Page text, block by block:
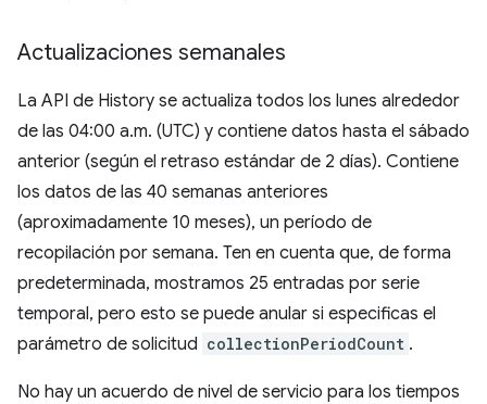
Actualizaciones semanales
La API de History se actualiza todos los lunes alrededor
de las 04:00 a.m. (UTC) y contiene datos hasta el sábado
anterior (según el retraso estándar de 2 días). Contiene
los datos de las 40 semanas anteriores
(aproximadamente 10 meses), un período de
recopilación por semana. Ten en cuenta que, de forma
predeterminada, mostramos 25 entradas por serie
temporal, pero esto se puede anular si especificas el
parámetro de solicitud collectionPeriodCount .
No hay un acuerdo de nivel de servicio para los tiempos